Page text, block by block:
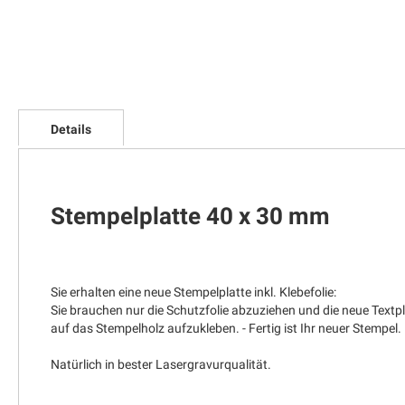
Anfang
Bildgalerie
Details
Stempelplatte 40 x 30 mm
Sie erhalten eine neue Stempelplatte inkl. Klebefolie:
Sie brauchen nur die Schutzfolie abzuziehen und die neue
auf das Stempelholz aufzukleben. - Fertig ist Ihr neuer Stempel.
Natürlich in bester Lasergravurqualität.